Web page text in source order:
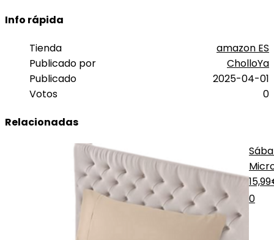
Info rápida
Tienda
amazon ES
Publicado por
CholloYa
Publicado
2025-04-01
Votos
0
Relacionadas
0